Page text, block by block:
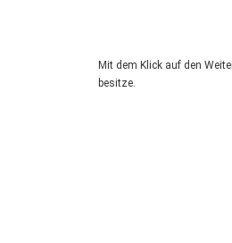
Mit dem Klick auf den
besitze.